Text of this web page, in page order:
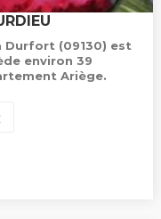
Durfort (09130) est
environ 39
Ariège.